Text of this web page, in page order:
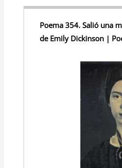
Poema 354. Salió una
de Emily Dickinson |